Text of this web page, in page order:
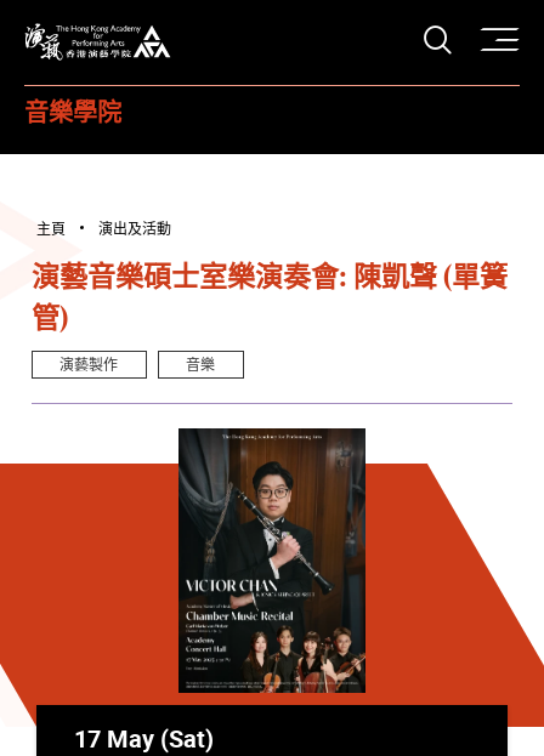
打開
音樂學院
主頁 演出及活動
演藝音樂碩士室樂演奏會: 陳凱聲 (單簧
管)
演藝製作 音樂
17 May (Sat)